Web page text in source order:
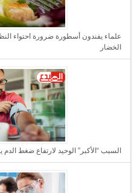
علماء يفندون أسطورة ضرورة احتواء
الخضار
السبب “الأكبر” الوحيد لارتفاع ضغط